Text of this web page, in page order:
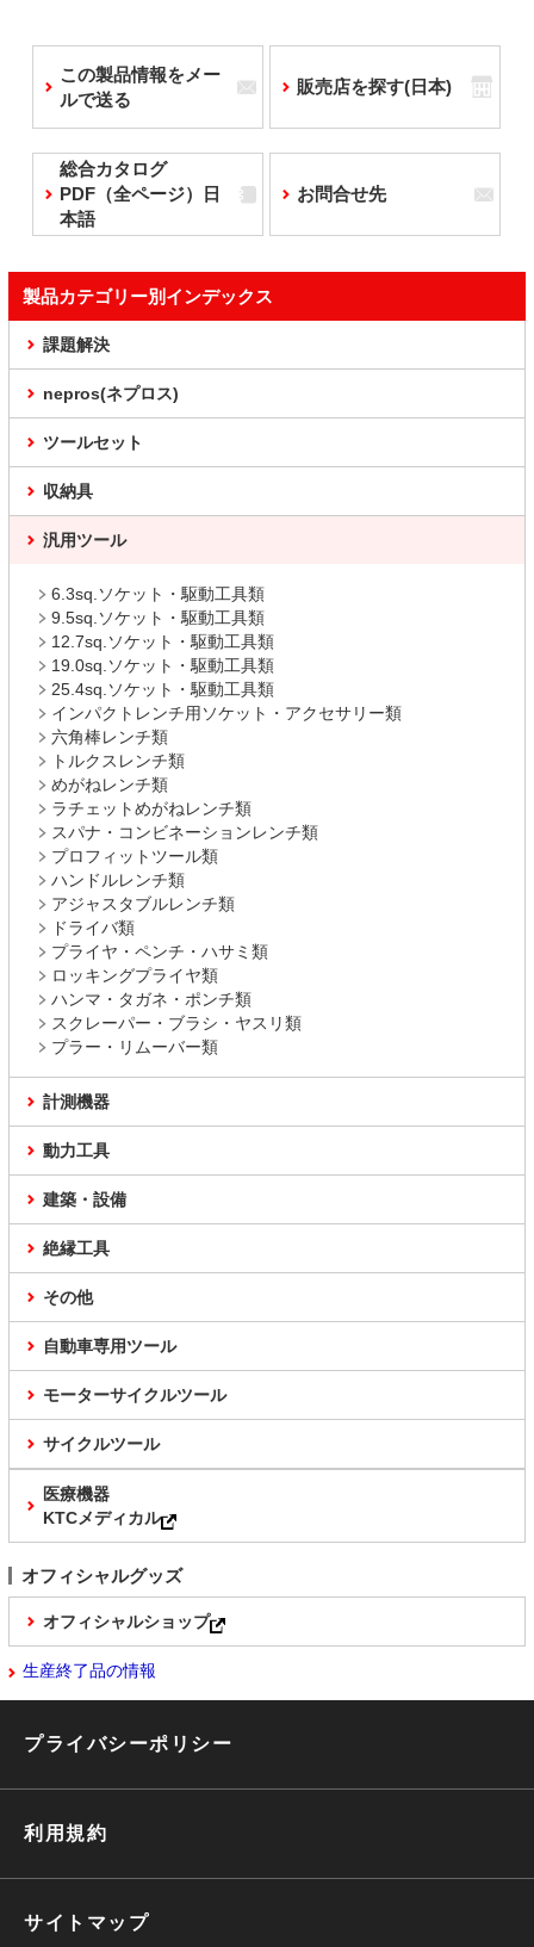
この製品情報をメー
ルで送る
販売店を探す(日本)
総合カタログ
PDF（全ページ）日
本語
お問合せ先
製品カテゴリー別インデックス
課題解決
nepros(ネプロス)
ツールセット
収納具
汎用ツール
6.3sq.ソケット・駆動工具類
9.5sq.ソケット・駆動工具類
12.7sq.ソケット・駆動工具類
19.0sq.ソケット・駆動工具類
25.4sq.ソケット・駆動工具類
インパクトレンチ用ソケット・アクセサリー類
六角棒レンチ類
トルクスレンチ類
めがねレンチ類
ラチェットめがねレンチ類
スパナ・コンビネーションレンチ類
プロフィットツール類
ハンドルレンチ類
アジャスタブルレンチ類
ドライバ類
プライヤ・ペンチ・ハサミ類
ロッキングプライヤ類
ハンマ・タガネ・ポンチ類
スクレーパー・ブラシ・ヤスリ類
プラー・リムーバー類
計測機器
動力工具
建築・設備
絶縁工具
その他
自動車専用ツール
モーターサイクルツール
サイクルツール
医療機器
KTCメディカル
オフィシャルグッズ
オフィシャルショップ
生産終了品の情報
プライバシーポリシー
利用規約
サイトマップ